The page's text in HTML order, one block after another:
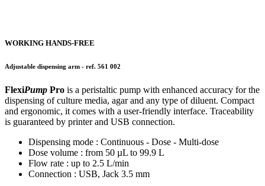
WORKING HANDS-FREE
Adjustable dispensing arm - ref. 561 002
FlexiPump Pro is a peristaltic pump with enhanced accuracy for the
dispensing of culture media, agar and any type of diluent. Compact
and ergonomic, it comes with a user-friendly interface. Traceability
is guaranteed by printer and USB connection.
Dispensing mode : Continuous - Dose - Multi-dose
Dose volume : from 50 µL to 99.9 L
Flow rate : up to 2.5 L/min
Connection : USB, Jack 3.5 mm